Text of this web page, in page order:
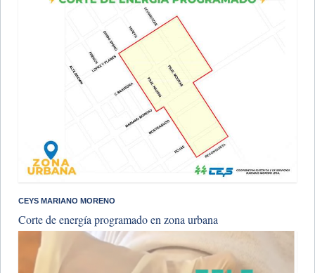
CEYS MARIANO MORENO
Corte de energía programado en zona urbana